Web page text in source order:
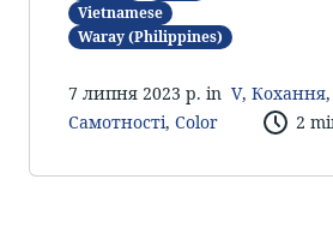
Vietnamese
Waray (Philippines)
7 липня 2023 р. in V, Кохання,
Самотності, Color 2